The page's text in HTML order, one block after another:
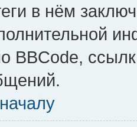
в нём
BBCode,